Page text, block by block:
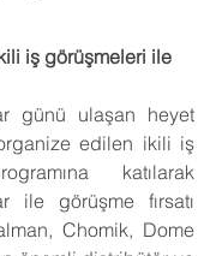
iş görüşmeleri ile
günü ulaşan heyet
edilen ikili iş
katılarak
ile görüşme fırsatı
Chomik, Dome